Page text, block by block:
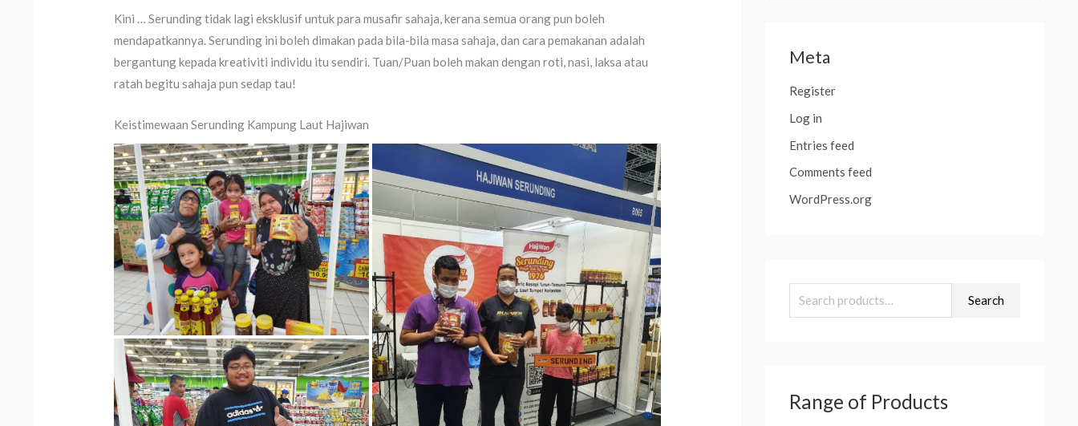
Kini … Serunding tidak lagi eksklusif untuk para musafir sahaja, kerana semua orang pun boleh
mendapatkannya. Serunding ini boleh dimakan pada bila-bila masa sahaja, dan cara pemakanan adalah
bergantung kepada kreativiti individu itu sendiri. Tuan/Puan boleh makan dengan roti, nasi, laksa atau
ratah begitu sahaja pun sedap tau!
Keistimewaan Serunding Kampung Laut Hajiwan
Meta
Register
Log in
Entries feed
Comments feed
WordPress.org
Search
Range of Products